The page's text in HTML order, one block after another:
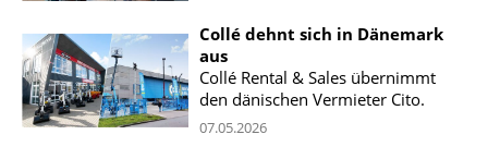
Collé dehnt sich in Dänemark
aus
Collé Rental & Sales übernimmt
den dänischen Vermieter Cito.
07.05.2026